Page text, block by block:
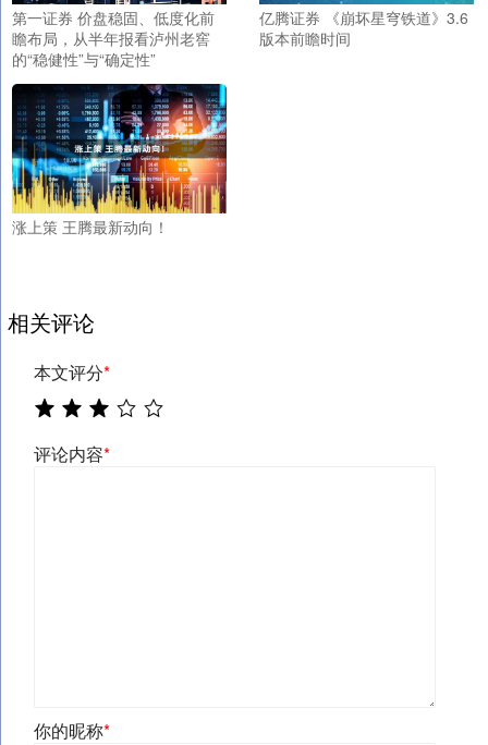
第一证券 价盘稳固、低度化前
瞻布局，从半年报看泸州老窖
的“稳健性”与“确定性”
亿腾证券 《崩坏星穹铁道》3.6
版本前瞻时间
涨上策 王腾最新动向！
相关评论
本文评分*
评论内容*
你的昵称*